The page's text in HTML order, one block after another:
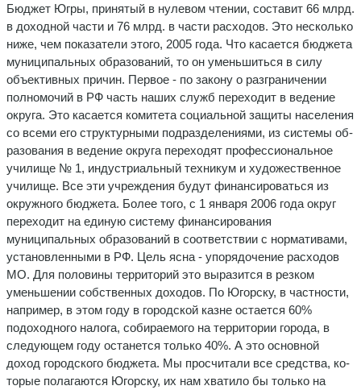
Бюджет Югры, принятый в нулевом чтении, составит 66 млрд.
в доходной части и 76 млрд. в части расходов. Это несколько
ниже, чем показатели этого, 2005 года. Что касается бюджета
муни­ципальных образований, то он уменьшиться в силу
объективных причин. Первое - по закону о раз­граничении
полномочий в РФ часть наших служб переходит в ведение
округа. Это касается ко­митета социальной защиты насе­ления
со всеми его структурными подразделениями, из системы об­
разования в ведение округа пере­ходят профессиональное
учили­ще № 1, индустриальный техникум и художественное
училище. Все эти учреждения будут финансиро­ваться из
окружного бюджета. Бо­лее того, с 1 января 2006 года ок­руг
переходит на единую систему финансирования
муниципальных образований в соответствии с нормативами,
установленными в РФ. Цель ясна - упорядочение расходов
МО. Для половины территорий это выразится в резком
уменьшении собственных дохо­дов. По Югорску, в частности,
на­пример, в этом году в городской казне остается 60%
подоходного налога, собираемого на террито­рии города, в
следующем году ос­танется только 40%. А это основ­ной
доход городского бюджета. Мы просчитали все средства, ко­
торые полагаются Югорску, их нам хватило бы только на